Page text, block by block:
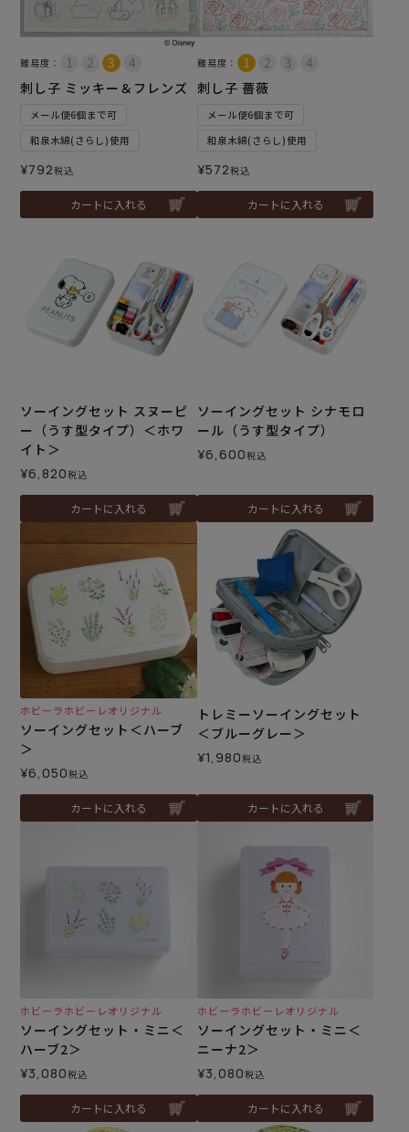
難易度：
刺し子 ミッキー＆フレンズ
メール便6個まで可
和泉木綿(さらし)使用
¥792税込
カートに入れる
難易度：
刺し子 薔薇
メール便6個まで可
和泉木綿(さらし)使用
¥572税込
カートに入れる
ソーイングセット スヌーピ
ー（うす型タイプ）＜ホワ
イト＞
¥6,820税込
カートに入れる
ソーイングセット シナモロ
ール（うす型タイプ）
¥6,600税込
カートに入れる
ホビーラホビーレオリジナル
ソーイングセット＜ハーブ
＞
¥6,050税込
カートに入れる
トレミーソーイングセット
＜ブルーグレー＞
¥1,980税込
カートに入れる
ホビーラホビーレオリジナル
ソーイングセット・ミニ＜
ハーブ2＞
¥3,080税込
カートに入れる
ホビーラホビーレオリジナル
ソーイングセット・ミニ＜
ニーナ2＞
¥3,080税込
カートに入れる